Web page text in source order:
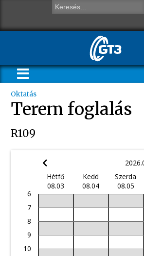
Oktatás
Terem foglalás
R109
Hétfő
08.03
Kedd
08.04
Szerda
08.05
6
7
8
9
10